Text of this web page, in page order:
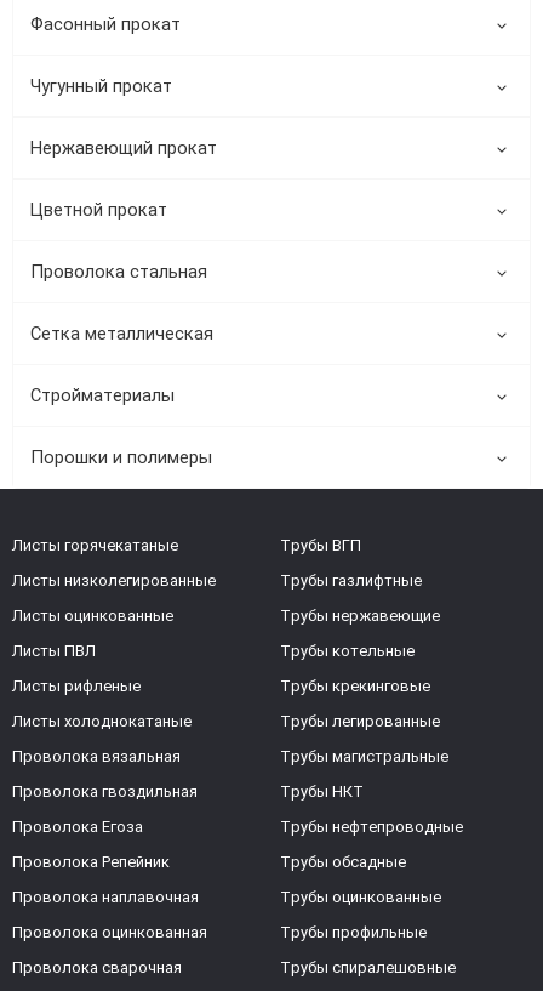
Фасонный прокат
Чугунный прокат
Нержавеющий прокат
Цветной прокат
Проволока стальная
Сетка металлическая
Стройматериалы
Порошки и полимеры
Листы горячекатаные
Листы низколегированные
Листы оцинкованные
Листы ПВЛ
Листы рифленые
Листы холоднокатаные
Проволока вязальная
Проволока гвоздильная
Проволока Егоза
Проволока Репейник
Проволока наплавочная
Проволока оцинкованная
Проволока сварочная
Трубы ВГП
Трубы газлифтные
Трубы нержавеющие
Трубы котельные
Трубы крекинговые
Трубы легированные
Трубы магистральные
Трубы НКТ
Трубы нефтепроводные
Трубы обсадные
Трубы оцинкованные
Трубы профильные
Трубы спиралешовные